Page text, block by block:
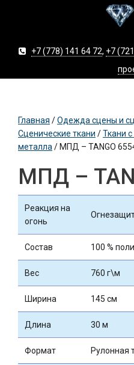
+7 (778) 141 64 72, +7
Главная /Одежда сцены и
Сценические ткани /Ткани
металла / МПД – TANGO
МПД –
Реакция на
огонь
Состав 100 %
Вес 760 г\м
Ширина 145 см
Длина 30 м
Формат Рулонная